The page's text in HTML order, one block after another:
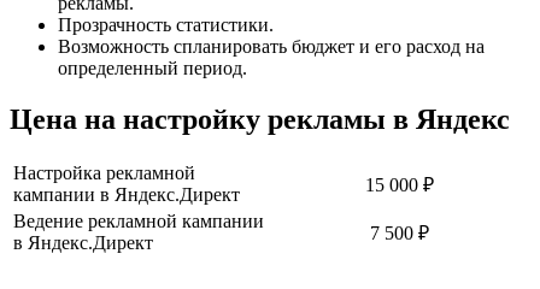
Прозрачность статистики.
Возможность спланировать бюджет и его расход на
определенный период.
Цена на настройку рекламы в Яндекс
Настройка рекламной
кампании в Яндекс.Директ
15 000 ₽
Ведение рекламной кампании
в Яндекс.Директ
7 500 ₽